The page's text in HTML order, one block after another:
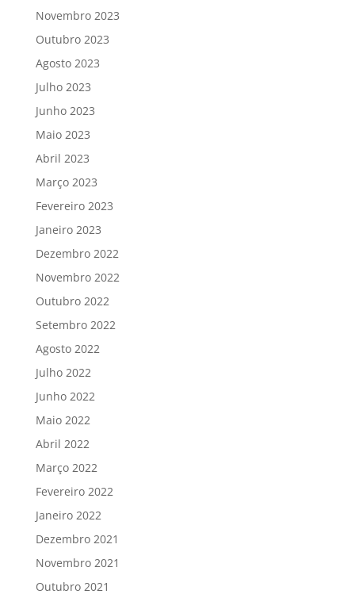
Novembro 2023
Outubro 2023
Agosto 2023
Julho 2023
Junho 2023
Maio 2023
Abril 2023
Março 2023
Fevereiro 2023
Janeiro 2023
Dezembro 2022
Novembro 2022
Outubro 2022
Setembro 2022
Agosto 2022
Julho 2022
Junho 2022
Maio 2022
Abril 2022
Março 2022
Fevereiro 2022
Janeiro 2022
Dezembro 2021
Novembro 2021
Outubro 2021